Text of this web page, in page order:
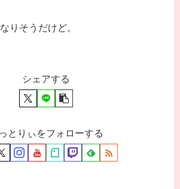
りそうだけど。
シェアする
とりぃをフォローする